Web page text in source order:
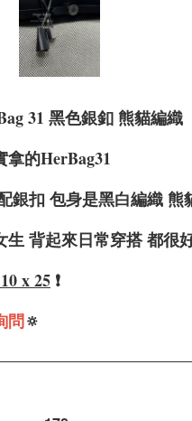
31 黑色銀釦 熊貓編織
拿的HerBag31
銀扣 包身是黑白編織 熊
生 背起來日常穿搭 都很
x 25 ❗️
問🔅